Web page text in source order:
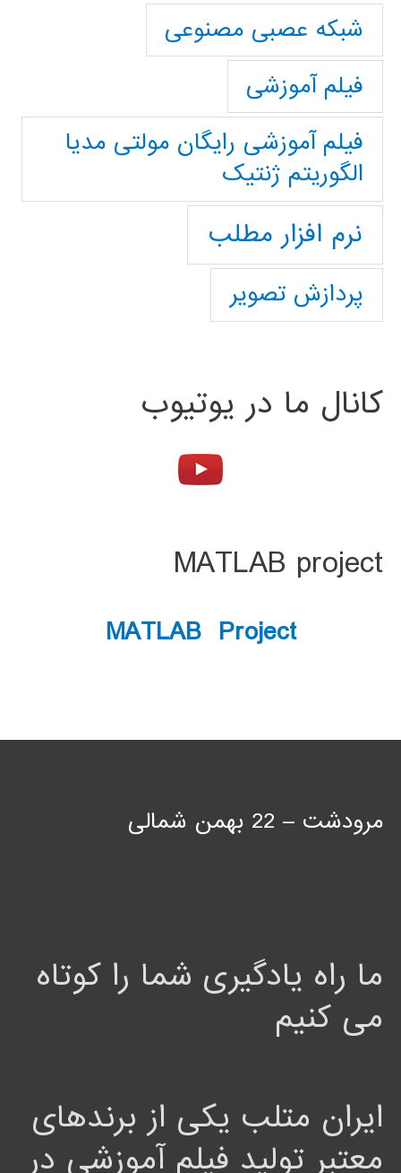
شبکه عصبی مصنوعی
فیلم آموزشی
فیلم آموزشی رایگان مولتی مدیا
الگوریتم ژنتیک
نرم افزار مطلب
پردازش تصویر
کانال ما در یوتیوب
MATLAB project
MATLAB Project
مرودشت – 22 بهمن شمالی
ما راه یادگیری شما را کوتاه
می کنیم
ایران متلب یکی از برندهای
معتبر تولید فیلم آموزشی در